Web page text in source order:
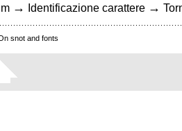
→ Identificazione carattere →
snot and fonts